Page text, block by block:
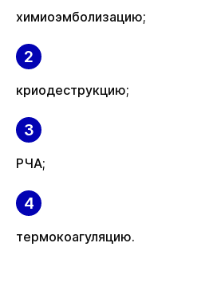
химиоэмболизацию;
криодеструкцию;
РЧА;
термокоагуляцию.